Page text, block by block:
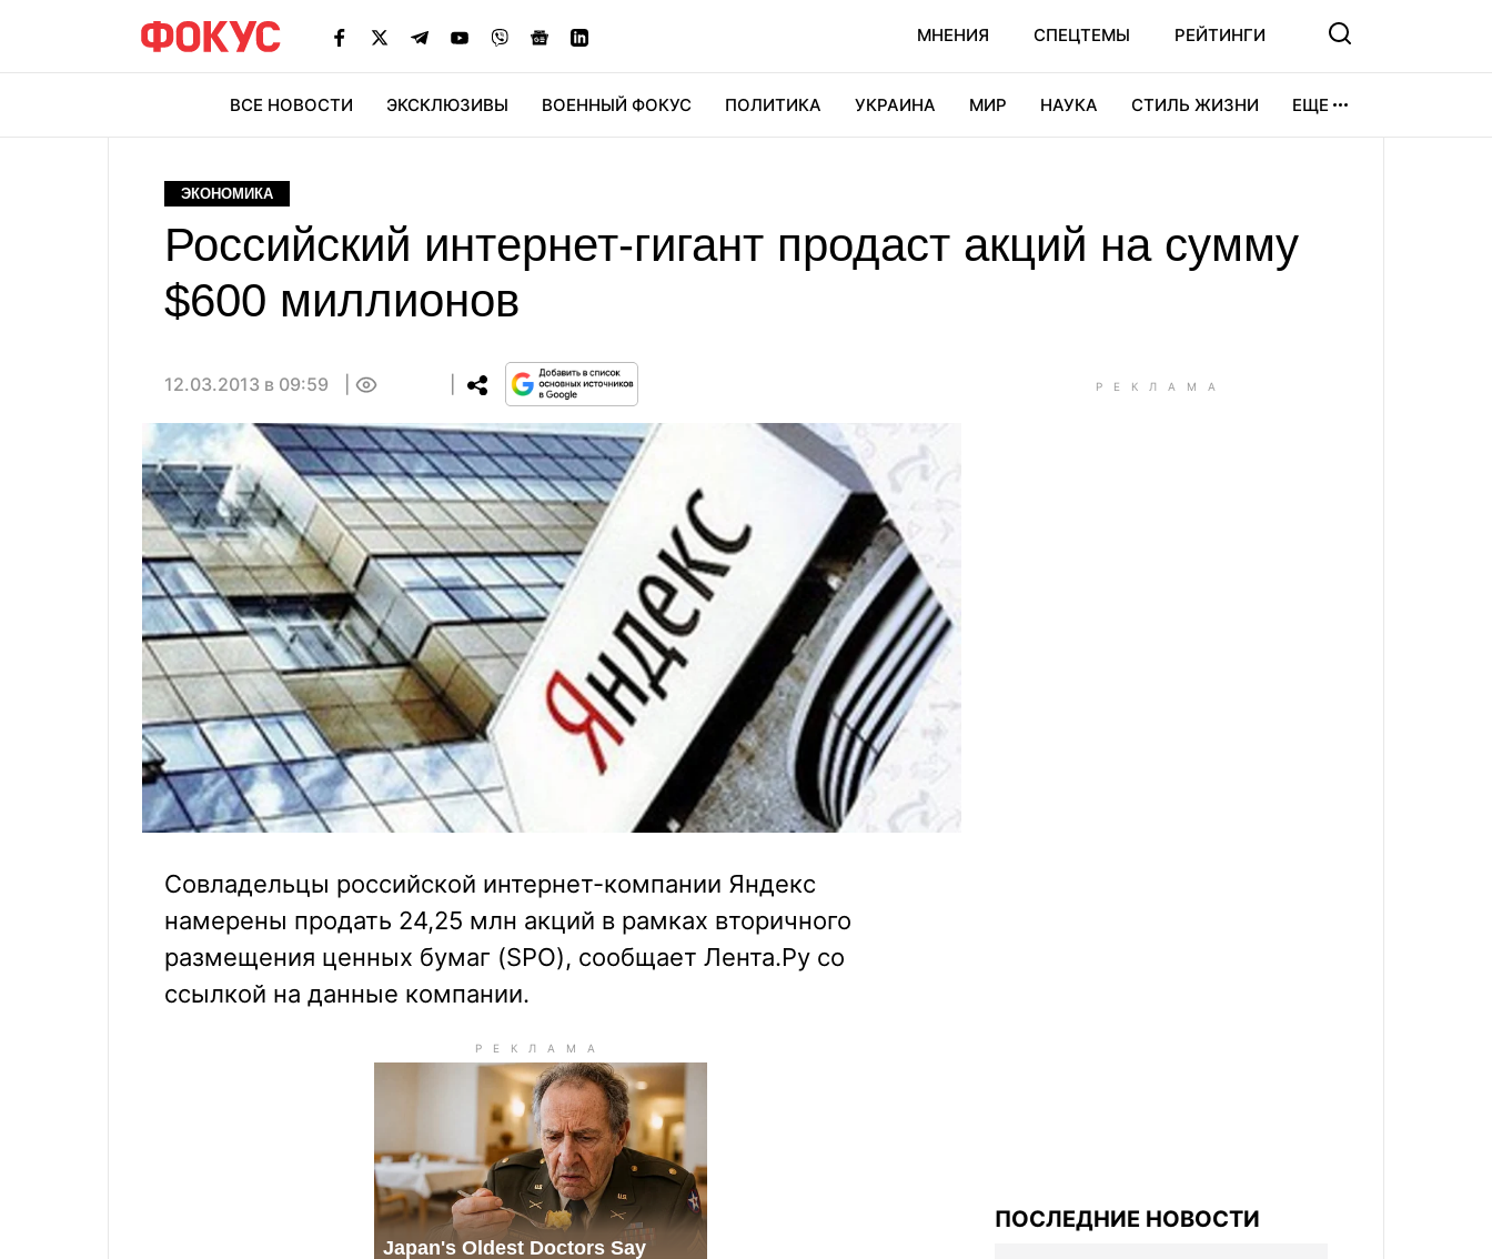
МНЕНИЯ СПЕЦТЕМЫ РЕЙТИНГИ
ВСЕ НОВОСТИ ЭКСКЛЮЗИВЫ ВОЕННЫЙ ФОКУС ПОЛИТИКА УКРАИНА МИР НАУКА СТИЛЬ ЖИЗНИ ЕЩЕ
ЭКОНОМИКА
Российский интернет-гигант продаст акций на сумму
$600 миллионов
12.03.2013 в 09:59
Совладельцы российской интернет-компании Яндекс
намерены продать 24,25 млн акций в рамках вторичного
размещения ценных бумаг (SPO), сообщает Лента.Ру со
ссылкой на данные компании.
ПОСЛЕДНИЕ НОВОСТИ